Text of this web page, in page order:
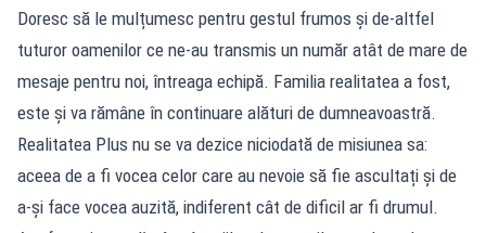
Doresc să le mulțumesc pentru gestul frumos și de-altfel
tuturor oamenilor ce ne-au transmis un număr atât de mare de
mesaje pentru noi, întreaga echipă. Familia realitatea a fost,
este și va rămâne în continuare alături de dumneavoastră.
Realitatea Plus nu se va dezice niciodată de misiunea sa:
aceea de a fi vocea celor care au nevoie să fie ascultați și de
a-și face vocea auzită, indiferent cât de dificil ar fi drumul.